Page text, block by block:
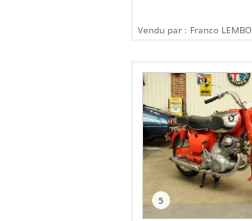
Vendu par : Franco LEMBO
5